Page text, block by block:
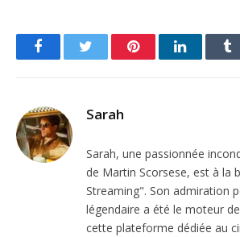
FacebookTwitter PinterestLinkedIn
Sarah
Sarah, une passionnée
de Martin Scorsese, est à la
Streaming". Son admiration
légendaire a été le moteur
cette plateforme dédiée au